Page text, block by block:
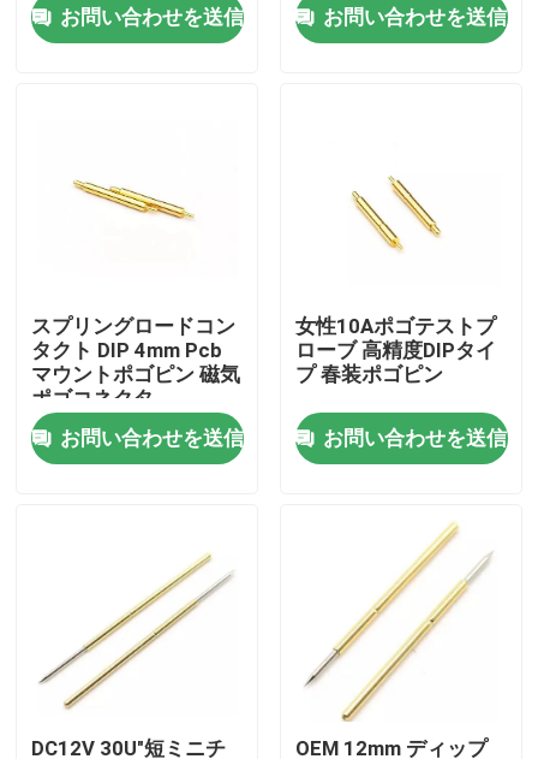
私達について
品質管理
私達に連絡しなさい
スプリング式POGOピン
調査のPogo Pin
お問い合わせを送信
お問い合わせを送信
スプリングロードコン
タクト DIP 4mm Pcb
マウントポゴピン 磁気
ポゴコネクタ
お問い合わせを送信
女性10Aポゴテストプ
ローブ 高精度DIPタイ
プ 春装ポゴピン
お問い合わせを送信
DC12V 30U"短ミニチ OEM 12mm ディップ